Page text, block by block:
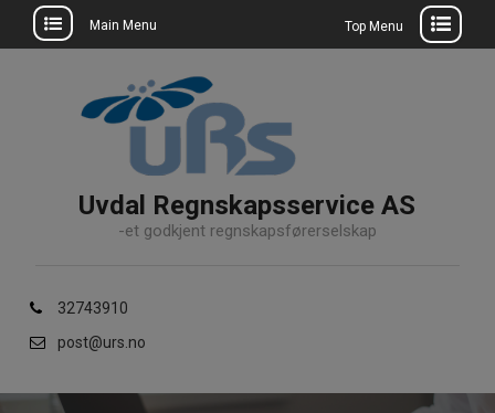
Main Menu Top Menu
Uvdal Regnskapsservice AS
-et godkjent regnskapsførerselskap
32743910
post@urs.no